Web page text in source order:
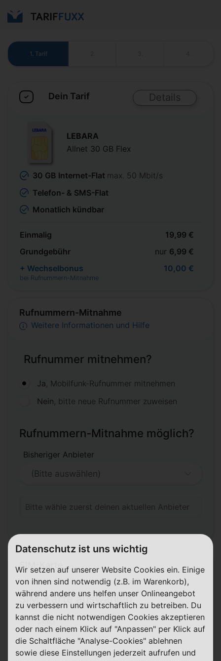
1. Tarif
Rufnummern-Mitnahme
Weitere Informationen und Hilfe
Rufnummer mitnehmen?
Ja , Mobilfunk-Rufnummer mitnehmen
Nein , bitte neue Rufnummer zuweisen
Rufnummern-Mitnahme möglich?
Bisheriger Anbieter
Bitte wähle zuerst deinen aktuellen Anbieter
SIM-Karte
SIM-Karte auswählen
eSIM
3-in-1 SIM-Karte
✓ Dein Tarif Details
LEBARA
Allnet 30 GB Flex
30 GB Internet-Flat max. 50 Mbit/s
Telefon- & SMS-Flat
Monatlich kündbar
Einmalig
19,99 €
Grundgebühr
nur 6,99 €
+ Wechselbonus
bei Rufnummern-Mitnahme
10,00 €
Datenschutz ist uns wichtig
Wir setzen auf unserer Website Cookies ein. Einige
von ihnen sind notwendig (z.B. im Warenkorb),
während andere uns helfen unser Onlineangebot
zu verbessern und wirtschaftlich zu betreiben. Du
kannst die nicht notwendigen Cookies akzeptieren
oder nach einem Klick auf "Anpassen" per Klick auf
die Schaltfläche "Analyse-Cookies" ablehnen
sowie diese Einstellungen jederzeit aufrufen und